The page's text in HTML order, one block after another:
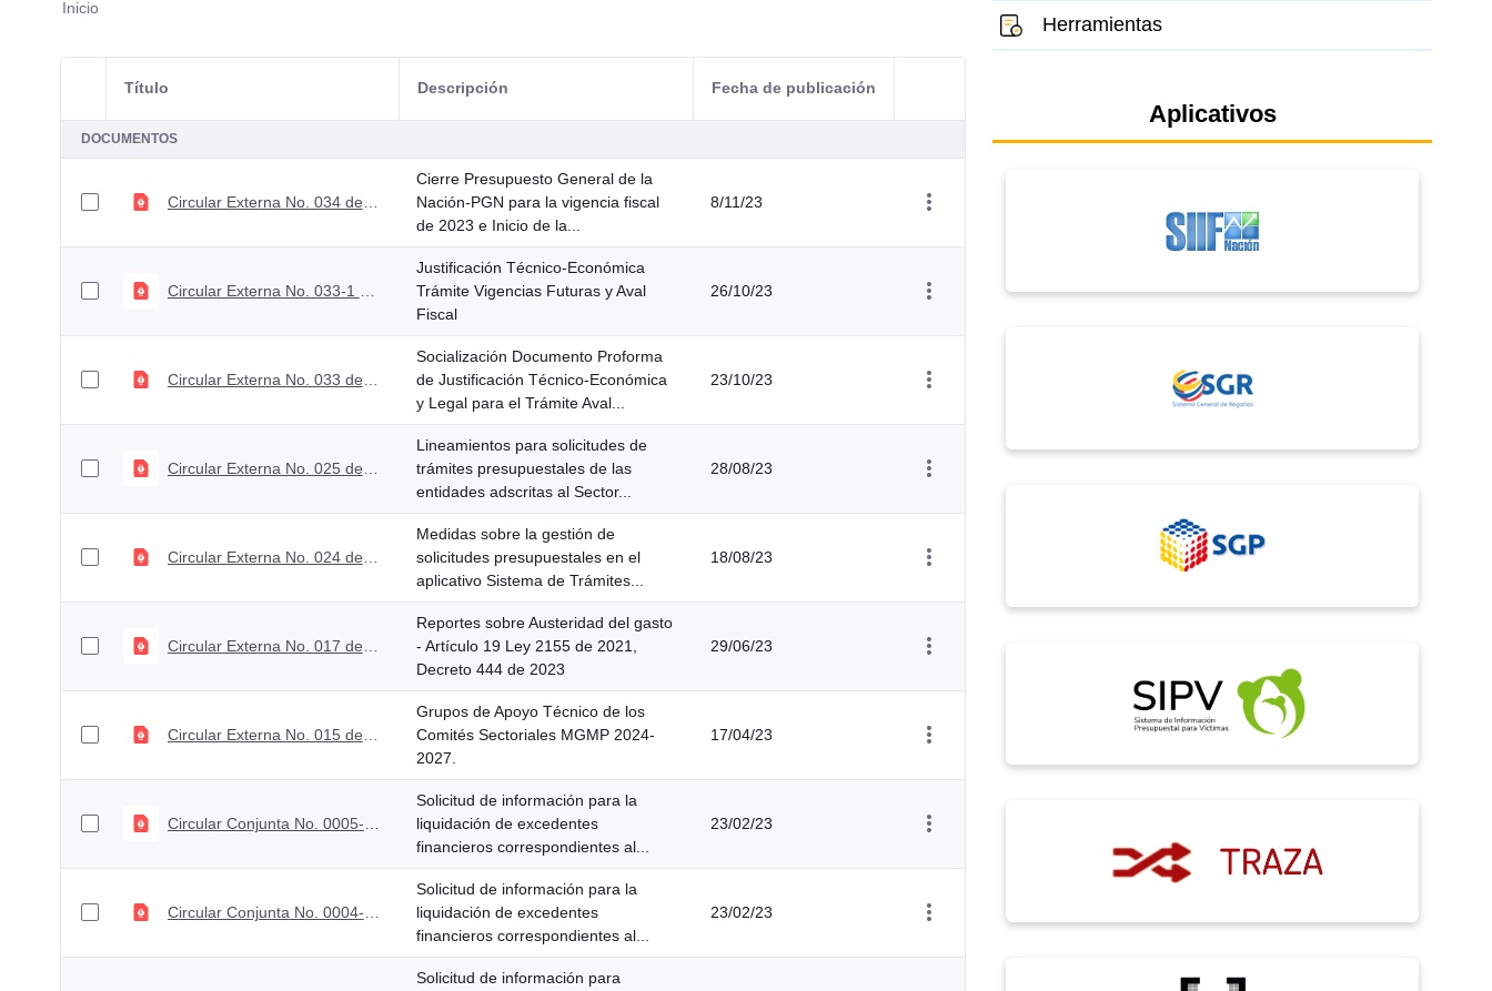
Inicio
Selección del elemento
Título Descripción Fecha de publicación
DOCUMENTOS
Cierre Presupuesto General de la
Nación-PGN para la vigencia fiscal
de 2023 e Inicio de la...
8/11/23
Justificación Técnico-Económica
Trámite Vigencias Futuras y Aval
Fiscal
26/10/23
Socialización Documento Proforma
de Justificación Técnico-Económica
y Legal para el Trámite Aval...
23/10/23
Lineamientos para solicitudes de
trámites presupuestales de las
entidades adscritas al Sector...
28/08/23
Medidas sobre la gestión de
solicitudes presupuestales en el
aplicativo Sistema de Trámites...
18/08/23
Reportes sobre Austeridad del gasto
- Artículo 19 Ley 2155 de 2021,
Decreto 444 de 2023
29/06/23
Grupos de Apoyo Técnico de los
Comités Sectoriales MGMP 2024-
2027.
17/04/23
Solicitud de información para la
liquidación de excedentes
financieros correspondientes al...
23/02/23
Solicitud de información para la
liquidación de excedentes
financieros correspondientes al...
23/02/23
Solicitud de información para
Herramientas
Aplicativos